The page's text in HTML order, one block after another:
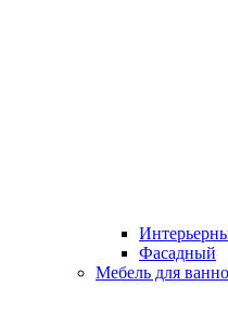
Фасадный
Мебель для